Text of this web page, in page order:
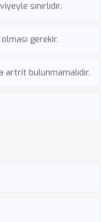
sınırlıdır.
gerekir.
bulunmamalıdır.